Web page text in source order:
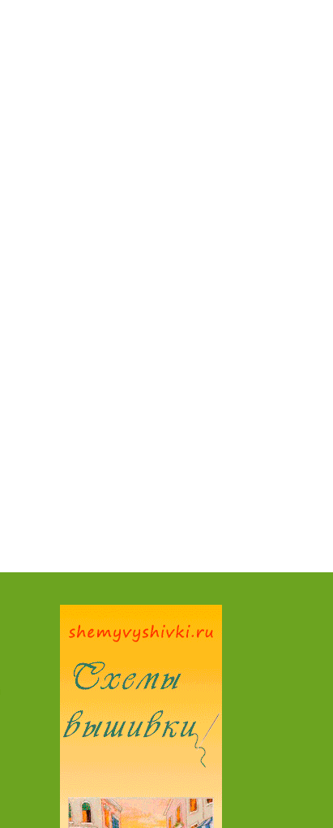
Пирог рыбный (с брюшками семги)